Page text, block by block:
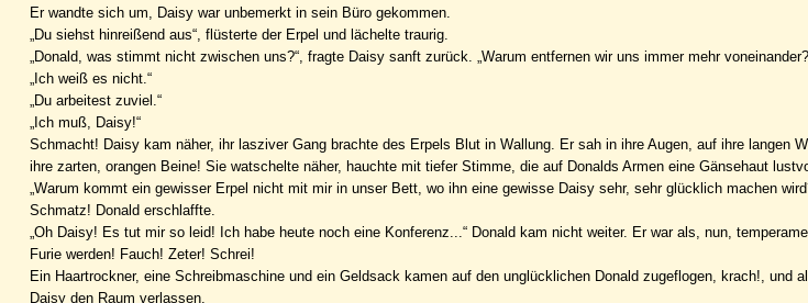
Er wandte sich um, Daisy war unbemerkt in sein Büro gekommen.
„Du siehst hinreißend aus“, flüsterte der Erpel und lächelte traurig.
„Donald, was stimmt nicht zwischen uns?“, fragte Daisy sanft zurück. „Warum entfernen wir uns immer mehr
„Ich weiß es nicht.“
„Du arbeitest zuviel.“
„Ich muß, Daisy!“
Schmacht! Daisy kam näher, ihr lasziver Gang brachte des Erpels Blut in Wallung. Er sah in ihre Augen, auf ihre langen
ihre zarten, orangen Beine! Sie watschelte näher, hauchte mit tiefer Stimme, die auf Donalds Armen eine Gänsehaut
„Warum kommt ein gewisser Erpel nicht mit mir in unser Bett, wo ihn eine gewisse Daisy sehr, sehr glücklich machen
Schmatz! Donald erschlaffte.
„Oh Daisy! Es tut mir so leid! Ich habe heute noch eine Konferenz...“ Donald kam nicht weiter. Er war als, nun,
Furie werden! Fauch! Zeter! Schrei!
Ein Haartrockner, eine Schreibmaschine und ein Geldsack kamen auf den unglücklichen Donald zugeflogen, krach!, und
Daisy den Raum verlassen.